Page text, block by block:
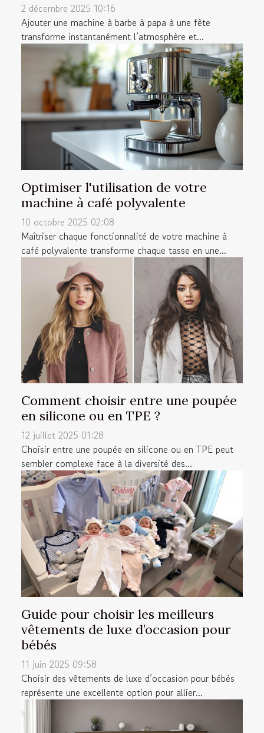
2 décembre 2025 10:16
Ajouter une machine à barbe à papa à une fête
transforme instantanément l’atmosphère et...
Optimiser l'utilisation de votre
machine à café polyvalente
10 octobre 2025 02:08
Maîtriser chaque fonctionnalité de votre machine à
café polyvalente transforme chaque tasse en une...
Comment choisir entre une poupée
en silicone ou en TPE ?
12 juillet 2025 01:28
Choisir entre une poupée en silicone ou en TPE peut
sembler complexe face à la diversité des...
Guide pour choisir les meilleurs
vêtements de luxe d’occasion pour
bébés
11 juin 2025 09:58
Choisir des vêtements de luxe d’occasion pour bébés
représente une excellente option pour allier...